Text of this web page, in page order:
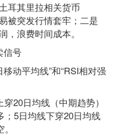
耳其里拉相关货币
被突发行情套牢；二是
浪费时间成本。
信号
动平均线”和“RSI相对强
20日均线（中期趋势）
；5日均线下穿20日均线